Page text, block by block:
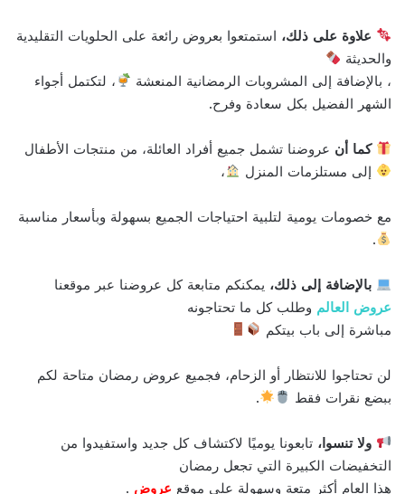
علاوة على ذلك، استمتعوا بعروض رائعة على الحلويات التقليدية
والحديثة
، بالإضافة إلى المشروبات الرمضانية المنعشة
، لتكتمل أجواء
الشهر الفضيل بكل سعادة وفرح.
كما أن عروضنا تشمل جميع أفراد العائلة، من منتجات الأطفال
إلى مستلزمات المنزل
،
مع خصومات يومية لتلبية احتياجات الجميع بسهولة وبأسعار مناسبة
.
بالإضافة إلى ذلك، يمكنكم متابعة كل عروضنا عبر موقعنا
عروض العالم وطلب كل ما تحتاجونه
مباشرة إلى باب بيتكم
لن تحتاجوا للانتظار أو الزحام، فجميع عروض رمضان متاحة لكم
ببضع نقرات فقط
.
ولا تنسوا، تابعونا يوميًا لاكتشاف كل جديد واستفيدوا من
التخفيضات الكبيرة التي تجعل رمضان
هذا العام أكثر متعة وسهولة على موقع عروض .